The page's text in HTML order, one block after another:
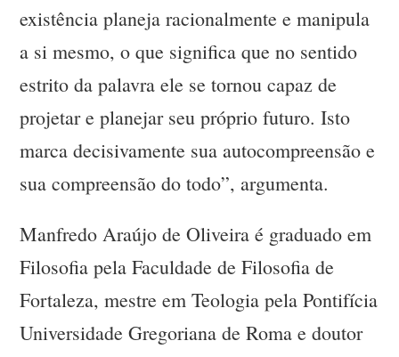
existência planeja racionalmente e manipula
a si mesmo, o que significa que no sentido
estrito da palavra ele se tornou capaz de
projetar e planejar seu próprio futuro. Isto
marca decisivamente sua autocompreensão e
sua compreensão do todo”, argumenta.
Manfredo Araújo de Oliveira é graduado em
Filosofia pela Faculdade de Filosofia de
Fortaleza, mestre em Teologia pela Pontifícia
Universidade Gregoriana de Roma e doutor